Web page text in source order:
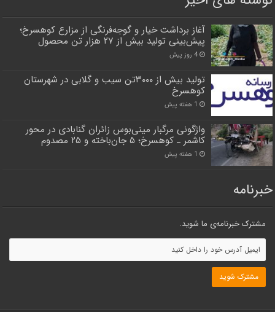
آغاز برداشت خیار و گوجه‌فرنگی از مزارع کوهسرخ؛
پیش‌بینی تولید بیش از ۲۷ هزار تن محصول
4 روز پیش
تولید بیش از ۳۰۰۰تن سیب و گلابی در شهرستان
کوهسرخ
1 هفته پیش
واژگونی مرگبار مینی‌بوس زائران گنابادی در محور
کاشمر ـ کوهسرخ؛ ۵ جان‌باخته و ۲۵ مصدوم
1 هفته پیش
خبرنامه
مشترک خبرنامه‌ی ما شوید.